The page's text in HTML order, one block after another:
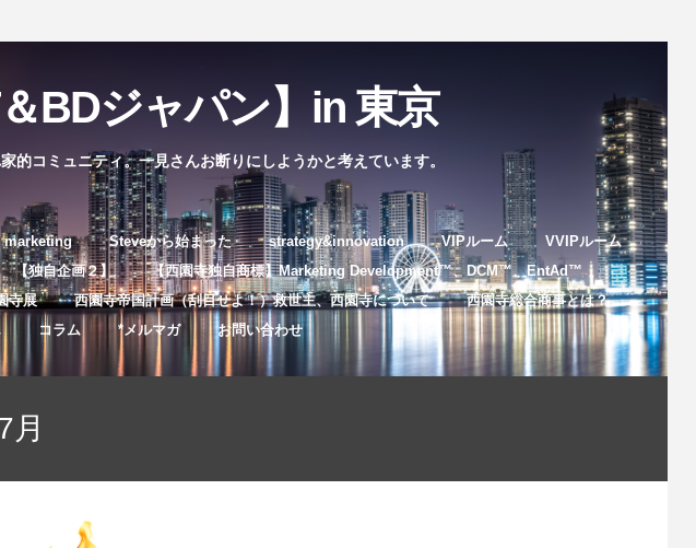
BDジャパン】in 東京
コミュニティ。一見さんお断りにしようかと考えています。
marketing Steveから始まった strategy&innovation VIPルーム
VVIPルーム
【独自企画２】
【西園寺独自商標】Marketing Development™️、DCM™️、EntAd™️
寺展 西園寺帝国計画（刮目せよ！）救世主、西園寺について
西園寺総合商事とは？
コラム *メルマガ お問い合わせ
月